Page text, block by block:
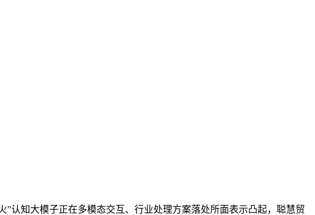
知大模子正在多模态交互、行业处理方案落处所面表示凸起，聪慧贸